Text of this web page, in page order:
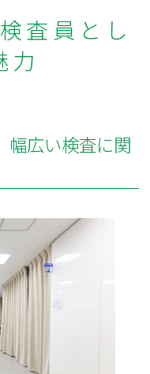
査員とし
力
幅広い検査に関